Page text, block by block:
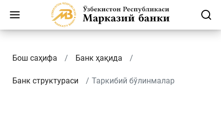
Бош саҳифа Банк ҳақида
Банк структураси Таркибий бўлинмалар